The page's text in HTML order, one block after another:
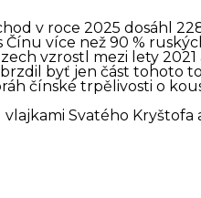
v roce 2025 dosáhl
více než 90 %
vzrostl mezi lety 2021
byť jen část tohoto
čínské trpělivosti o
Svatého Kryštofa